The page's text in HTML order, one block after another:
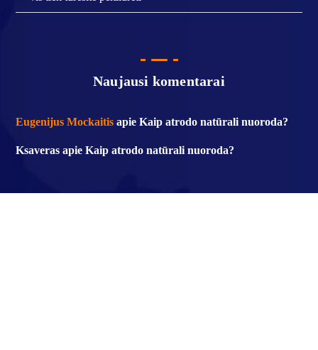
Naujausi komentarai
Eugenijus Mockaitis apieKaip atrodo natūrali nuoroda?
Ksaveras apieKaip atrodo natūrali nuoroda?